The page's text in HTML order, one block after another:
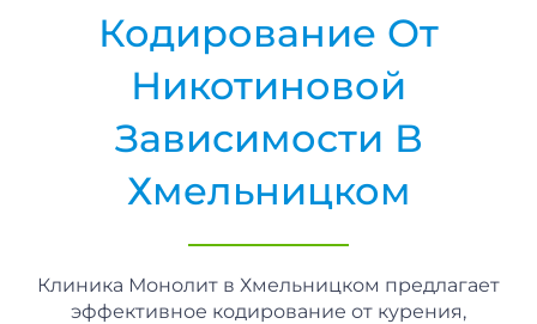
Кодирование От
Никотиновой
Зависимости В
Хмельницком
Клиника Монолит в Хмельницком предлагает
эффективное кодирование от курения,